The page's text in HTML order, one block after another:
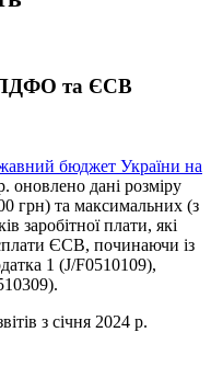
ПДФО та ЄСВ
бюджет України на
оновлено дані розміру
грн) та максимальних (з
заробітної плати, які
ЄСВ, починаючи із
1 (J/F0510109),
з січня 2024 р.